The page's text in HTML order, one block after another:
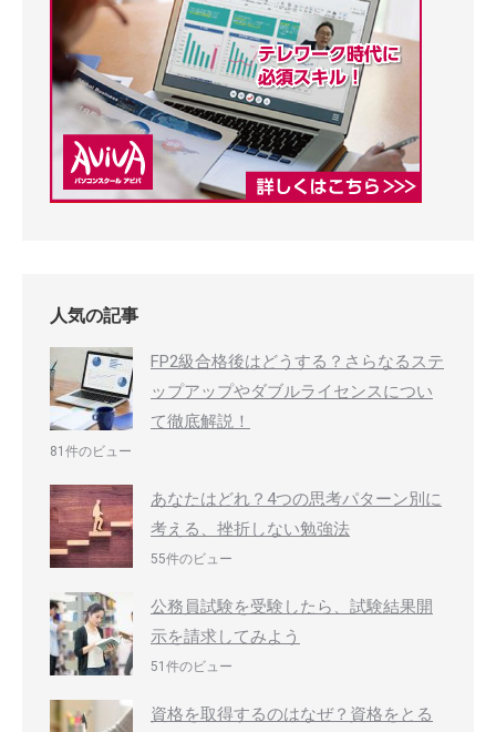
人気の記事
FP2級合格後はどうする？さらなるステ
ップアップやダブルライセンスについ
て徹底解説！
81件のビュー
あなたはどれ？4つの思考パターン別に
考える、挫折しない勉強法
55件のビュー
公務員試験を受験したら、試験結果開
示を請求してみよう
51件のビュー
資格を取得するのはなぜ？資格をとる